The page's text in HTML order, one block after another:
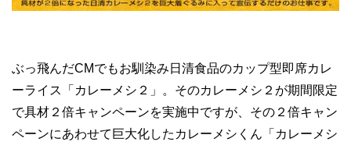
ぶっ飛んだCMでもお馴染み日清食品のカップ型即席カレ
ーライス「カレーメシ２」。そのカレーメシ２が期間限定
で具材２倍キャンペーンを実施中ですが、その２倍キャン
ペーンにあわせて巨大化したカレーメシくん「カレーメシ